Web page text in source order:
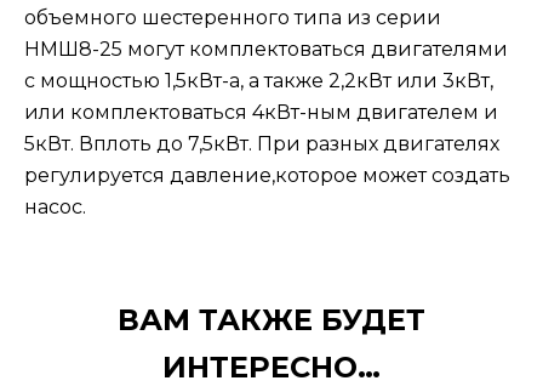
объемного шестеренного типа из серии
НМШ8-25 могут комплектоваться двигателями
с мощностью 1,5кВт-а, а также 2,2кВт или 3кВт,
или комплектоваться 4кВт-ным двигателем и
5кВт. Вплоть до 7,5кВт. При разных двигателях
регулируется давление,которое может создать
насос.
ВАМ ТАКЖЕ БУДЕТ
ИНТЕРЕСНО…